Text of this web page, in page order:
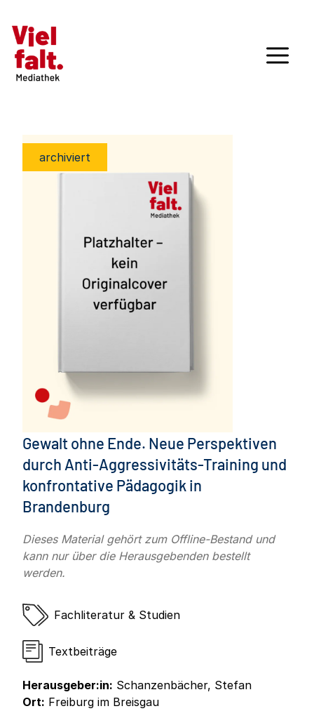
archiviert
Gewalt ohne Ende. Neue Perspektiven
durch Anti-Aggressivitäts-Training und
konfrontative Pädagogik in
Brandenburg
Dieses Material gehört zum Offline-Bestand und
kann nur über die Herausgebenden bestellt
werden.
Fachliteratur & Studien
Textbeiträge
Herausgeber:in: Schanzenbächer, Stefan
Ort: Freiburg im Breisgau